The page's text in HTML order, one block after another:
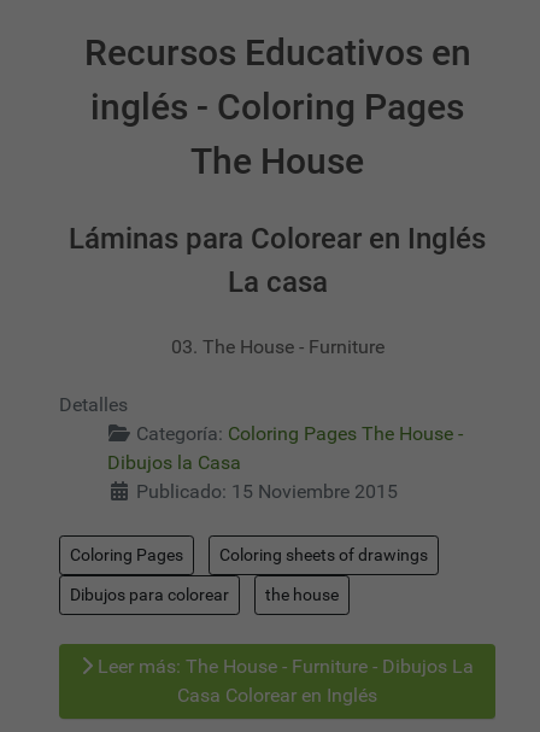
Recursos Educativos en
inglés - Coloring Pages
The House
Láminas para Colorear en Inglés
La casa
03. The House - Furniture
Detalles
Categoría: Coloring Pages The House -
Dibujos la Casa
Publicado: 15 Noviembre 2015
Coloring Pages Coloring sheets of drawings
Dibujos para colorear the house
Leer más: The House - Furniture - Dibujos La
Casa Colorear en Inglés